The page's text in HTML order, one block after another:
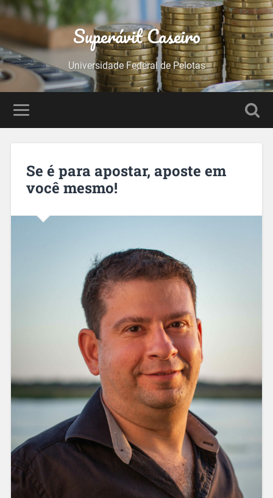
Superávit Caseiro
Universidade Federal de Pelotas
Se é para apostar, aposte em
você mesmo!